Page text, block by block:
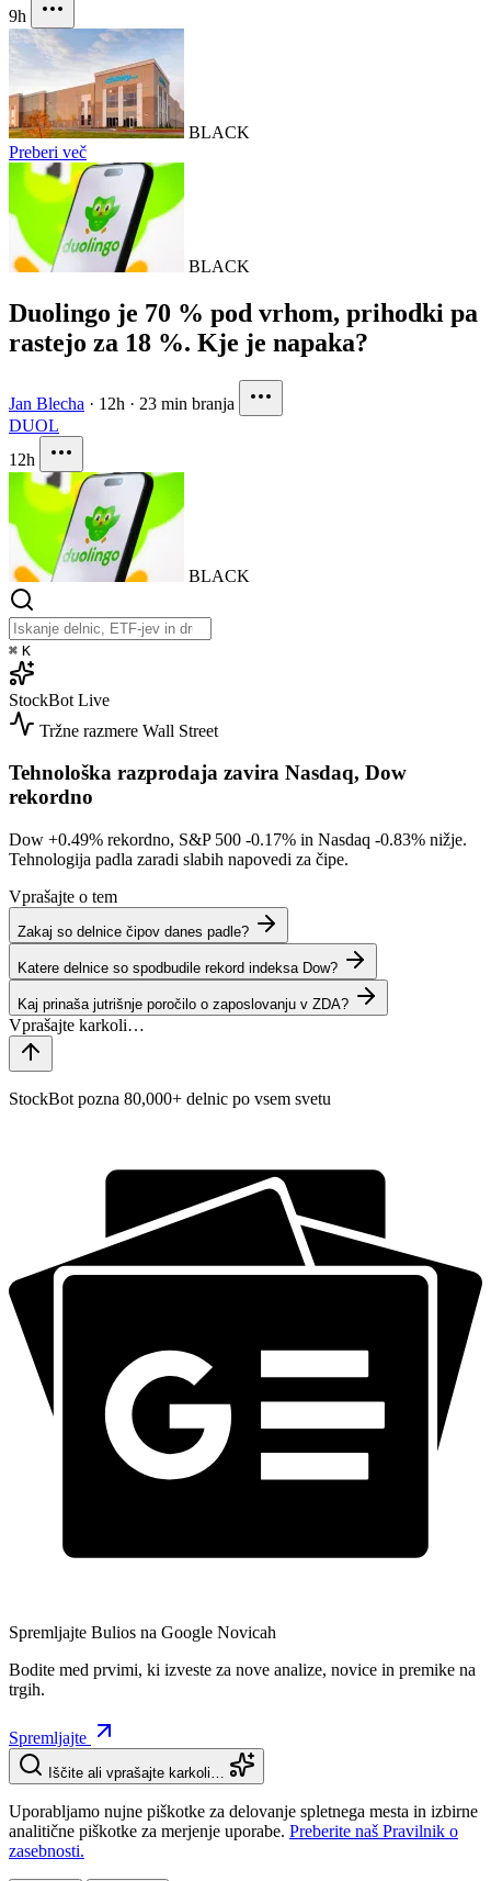
9h
BLACK
Preberi več
BLACK
Duolingo je 70 % pod vrhom, prihodki pa
rastejo za 18 %. Kje je napaka?
Jan Blecha · 12h · 23 min branja
DUOL
12h
BLACK
⌘ K
StockBot Live
Tržne razmere Wall Street
Tehnološka razprodaja zavira Nasdaq, Dow
rekordno
Dow +0.49% rekordno, S&P 500 -0.17% in Nasdaq -0.83% nižje.
Tehnologija padla zaradi slabih napovedi za čipe.
Vprašajte o tem
Zakaj so delnice čipov danes padle?
Katere delnice so spodbudile rekord indeksa Dow?
Kaj prinaša jutrišnje poročilo o zaposlovanju v ZDA?
StockBot pozna 80,000+ delnic po vsem svetu
Spremljajte Bulios na Google Novicah
Bodite med prvimi, ki izveste za nove analize, novice in premike na
trgih.
Spremljajte
Iščite ali vprašajte karkoli…
Uporabljamo nujne piškotke za delovanje spletnega mesta in izbirne
analitične piškotke za merjenje uporabe. Preberite naš Pravilnik o
zasebnosti.